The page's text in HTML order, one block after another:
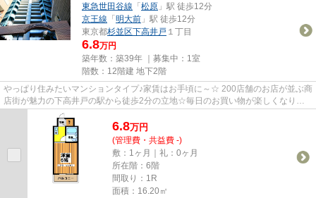
東急世田谷線 「松原 」駅 徒歩12分
京王線 「明大前 」駅 徒歩12分
東京都杉並区下高井戸 １丁目
6.8万円
築年数：築39年 ｜募集中： 1室
階数：12階建 地下2階
やっぱり住みたいマンションタイプ♪家賃はお手頃に～☆ 200店舗のお店が並ぶ商
店街が魅力の下高井戸の駅から徒歩2分の立地☆毎日のお買い物が楽しくなりそ
う♪また、多路線使える立地なの...
6.8万円
(管理費・共益費 -)
敷：1ヶ月｜礼：0ヶ月
所在階：6階
間取り：1R
面積：16.20㎡